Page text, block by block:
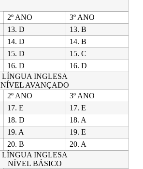
2º ANO
3º ANO
13. D
13. B
14. D
14. B
15. D
15. C
16. D
16. D
LÍNGUA INGLESA
NÍVEL AVANÇADO
2º ANO
3º ANO
17. E
17. E
18. D
18. A
19. A
19. E
20. B
20. A
LÍNGUA INGLESA
NÍVEL BÁSICO